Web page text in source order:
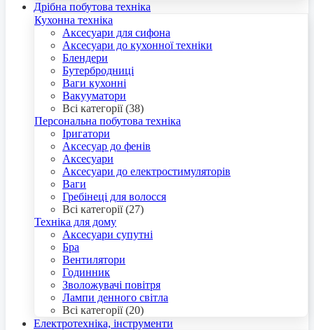
Дрібна побутова техніка
Кухонна техніка
Аксесуари для сифона
Аксесуари до кухонної техніки
Блендери
Бутербродниці
Ваги кухонні
Вакууматори
Всі категорії (38)
Персональна побутова техніка
Іригатори
Аксесуар до фенів
Аксесуари
Аксесуари до електростимуляторів
Ваги
Гребінеці для волосся
Всі категорії (27)
Техніка для дому
Аксесуари супутні
Бра
Вентилятори
Годинник
Зволожувачі повітря
Лампи денного світла
Всі категорії (20)
Електротехніка, інструменти